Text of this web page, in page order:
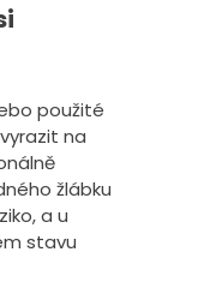
použité
na
žlábku
a u
stavu